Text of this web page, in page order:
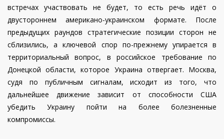
встречах участвовать не будет, то есть речь идёт о
двустороннем американо-украинском формате.
После
предыдущих раундов стратегические позиции сторон не
сблизились, а ключевой спор по-прежнему упирается в
территориальный вопрос, в российское требование по
Донецкой области, которое Украина отвергает. Москва,
судя по публичным сигналам, исходит из того, что
дальнейшее движение зависит от способности США
убедить Украину пойти на более болезненные
компромиссы.